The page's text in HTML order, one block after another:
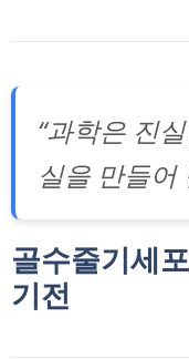
“과학은 진
실을 만들어
골수줄기세
기전